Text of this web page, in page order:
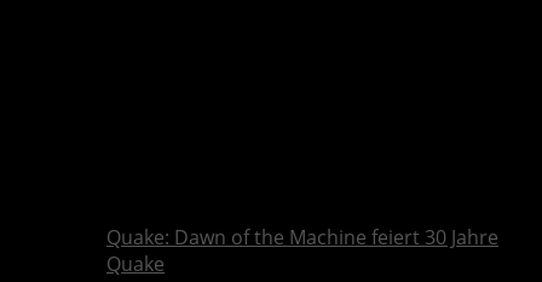
Quake: Dawn of the Machine feiert 30 Jahre
Quake